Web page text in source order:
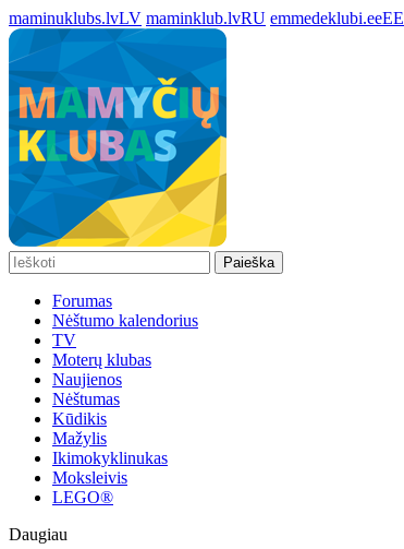
maminuklubs.lvLV maminklub.lvRU emmedeklubi.eeEE
Paieška
Forumas
Nėštumo kalendorius
TV
Moterų klubas
Naujienos
Nėštumas
Kūdikis
Mažylis
Ikimokyklinukas
Moksleivis
LEGO®
Daugiau